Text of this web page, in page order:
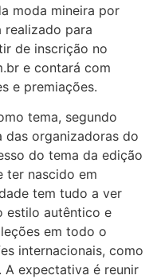
moda mineira por
realizado para
de inscrição no
e contará com
e premiações.
tema, segundo
das organizadoras do
do tema da edição
ter nascido em
tem tudo a ver
estilo autêntico e
em todo o
internacionais, como
A expectativa é reunir